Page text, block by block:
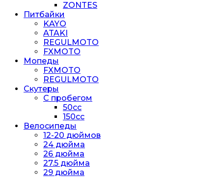
ZONTES
Питбайки
KAYO
ATAKI
REGULMOTO
FXMOTO
Мопеды
FXMOTO
REGULMOTO
Скутеры
С пробегом
50cc
150cc
Велосипеды
12-20 дюймов
24 дюйма
26 дюйма
27.5 дюйма
29 дюйма